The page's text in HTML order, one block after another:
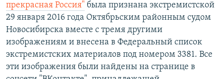
прекрасная Россия" была признана экстремистской
29 января 2016 года Октябрьским районным судом
Новосибирска вместе с тремя другими
изображениям и внесена в Федеральный список
экстремистских материалов под номером 3381. Все
эти изображения были найдены на странице в